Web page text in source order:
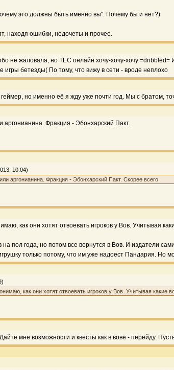
это должны быть именно вы": Почему бы и нет?)
находя ошибки, недочеты и прочее.
не жаловала, но ТЕС онлайн хочу-хочу-хочу
игры бетезды( По тому, что вижу в сети - вроде неплохо
но именно её я жду уже почти год. Мы с братом,
аргонианина. Фракция - Эбонхарский Пакт.
10:04)
аргонианина. Фракция - Эбонхарский Пакт. Скорее всего
как они хотят отвоевать игроков у Вов. Учитывая
на пол года, но потом все вернутся в Вов. И издатели
только потому, что им уже надоест Пандария.
как они хотят отвоевать игроков у Вов. Учитывая
мне возможности и квесты как в вове - перейду.